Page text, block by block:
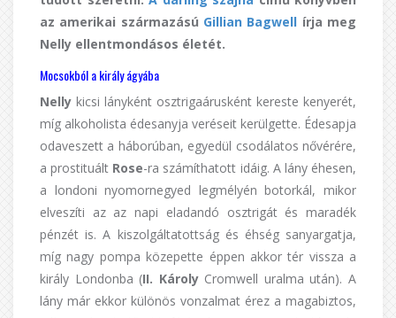
az amerikai származású Gillian Bagwell írja meg
Nelly ellentmondásos életét.
Mocsokból a király ágyába
Nelly kicsi lányként osztrigaárusként kereste kenyerét,
míg alkoholista édesanyja veréseit kerülgette. Édesapja
odaveszett a háborúban, egyedül csodálatos nővérére,
a prostituált Rose-ra számíthatott idáig. A lány éhesen,
a londoni nyomornegyed legmélyén botorkál, mikor
elveszíti az az napi eladandó osztrigát és maradék
pénzét is. A kiszolgáltatottság és éhség sanyargatja,
míg nagy pompa közepette éppen akkor tér vissza a
király Londonba (II. KárolyCromwell uralma után). A
lány már ekkor különös vonzalmat érez a magabiztos,